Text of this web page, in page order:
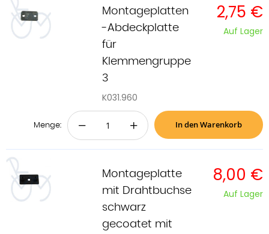
Montageplatten
-Abdeckplatte
für
Klemmengruppe
3
K031.960
2,75 €
Auf Lager
Menge: − + In den Warenkorb
Montageplatte
mit Drahtbuchse
schwarz
gecoatet mit
8,00 €
Auf Lager